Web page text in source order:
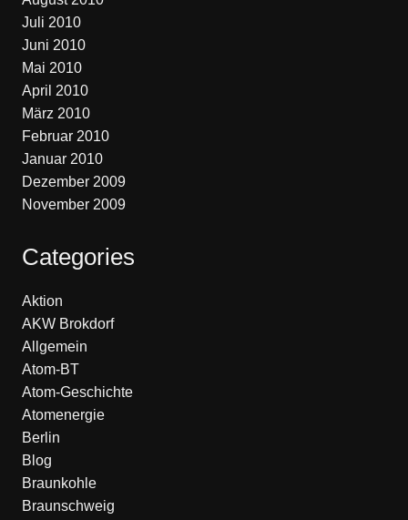
Juli 2010
Juni 2010
Mai 2010
April 2010
März 2010
Februar 2010
Januar 2010
Dezember 2009
November 2009
Categories
Aktion
AKW Brokdorf
Allgemein
Atom-BT
Atom-Geschichte
Atomenergie
Berlin
Blog
Braunkohle
Braunschweig